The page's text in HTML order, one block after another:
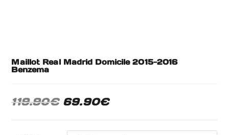
Maillot Real Madrid Domicile 2015-2016
Benzema
119.90€ 69.90€